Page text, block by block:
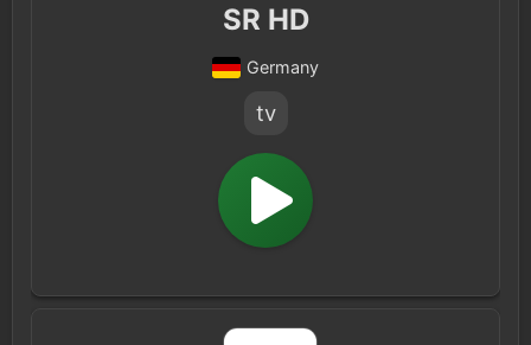
SR HD
Germany
tv